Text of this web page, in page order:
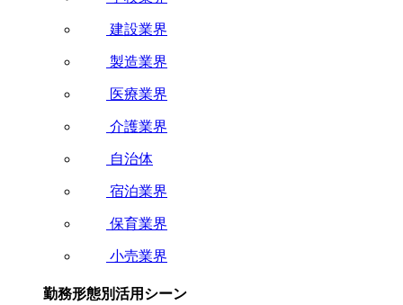
建設業界
製造業界
医療業界
介護業界
自治体
宿泊業界
保育業界
小売業界
勤務形態別活用シーン